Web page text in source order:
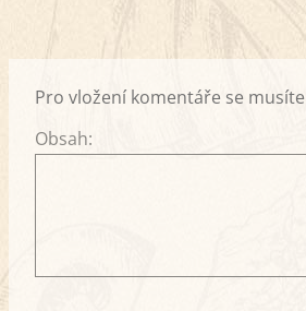
Pro vložení komentáře se musíte
Obsah: